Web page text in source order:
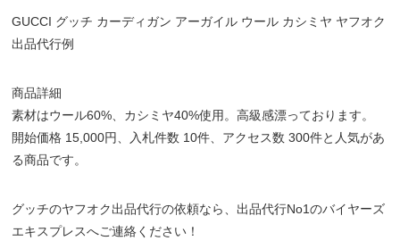
GUCCI グッチ カーディガン アーガイル ウール カシミヤ ヤフオク
出品代行例
商品詳細
素材はウール60%、カシミヤ40%使用。高級感漂っております。
開始価格 15,000円、入札件数 10件、アクセス数 300件と人気があ
る商品です。
グッチのヤフオク出品代行の依頼なら、出品代行No1のバイヤーズ
エキスプレスへご連絡ください！